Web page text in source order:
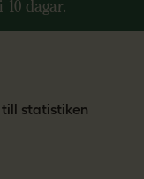
10 dagar.
statistiken